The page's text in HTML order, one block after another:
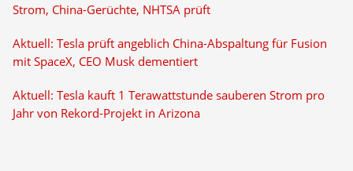
Strom, China-Gerüchte, NHTSA prüft
Aktuell: Tesla prüft angeblich China-Abspaltung für Fusion
mit SpaceX, CEO Musk dementiert
Aktuell: Tesla kauft 1 Terawattstunde sauberen Strom pro
Jahr von Rekord-Projekt in Arizona